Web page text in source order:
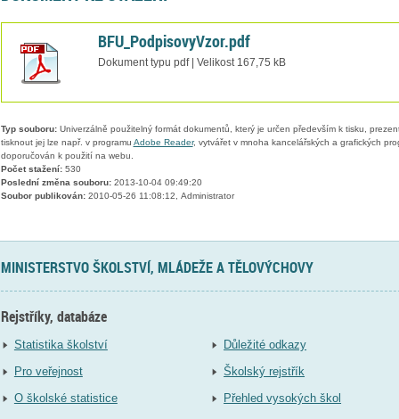
BFU_PodpisovyVzor.pdf
Dokument typu pdf | Velikost 167,75 kB
Typ souboru:Univerzálně použitelný formát dokumentů, který je určen především k tisku,
tisknout jej lze např. v programu Adobe Reader, vytvářet v mnoha kancelářských a grafických
doporučován k použití na webu.
Počet stažení:530
Poslední změna souboru:2013-10-04 09:49:20
Soubor publikován:2010-05-26 11:08:12, Administrator
MINISTERSTVO ŠKOLSTVÍ, MLÁDEŽE A TĚLOVÝCHOVY
Rejstříky, databáze
Statistika školství
Pro veřejnost
O školské statistice
Důležité odkazy
Školský rejstřík
Přehled vysokých škol